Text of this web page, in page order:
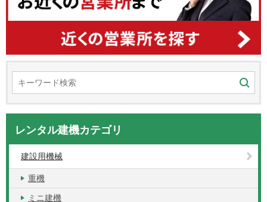
レンタル建機カテゴリ
建設用機械
重機
ミニ建機